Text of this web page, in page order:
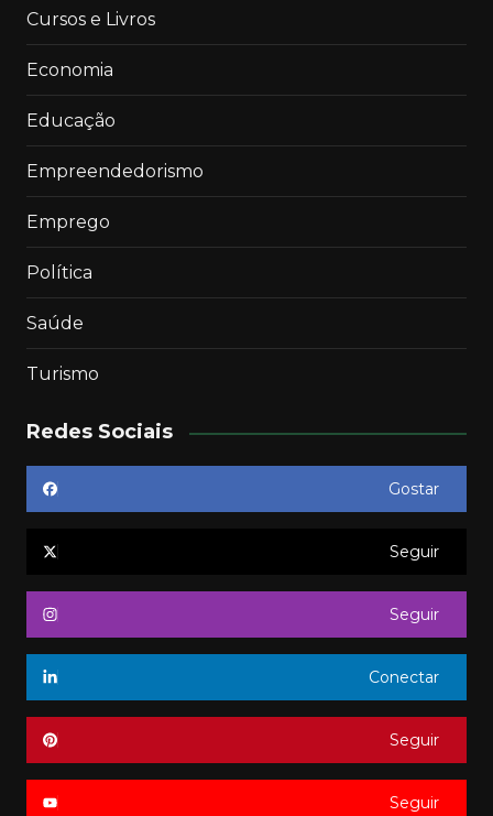
Cursos e Livros
Economia
Educação
Empreendedorismo
Emprego
Política
Saúde
Turismo
Redes Sociais
Gostar
Seguir
Seguir
Conectar
Seguir
Seguir